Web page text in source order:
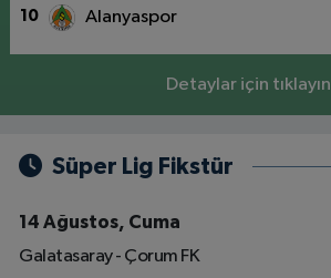
10 Alanyaspor
Detaylar için tıklayın
Süper Lig Fikstür
14 Ağustos, Cuma
Galatasaray - Çorum FK